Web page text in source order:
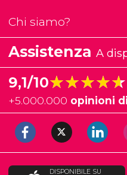
Chi siamo?
Assistenza A
9,1/10★★★★★
★★★★★
+5.000.000 opinioni
DISPONIBILE SU